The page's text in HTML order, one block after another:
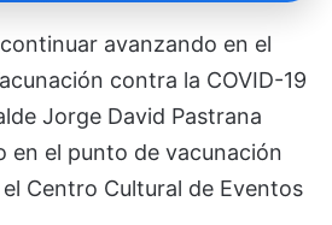
avanzando en el
contra la COVID-19
Jorge David Pastrana
en el punto de vacunación
Centro Cultural de Eventos